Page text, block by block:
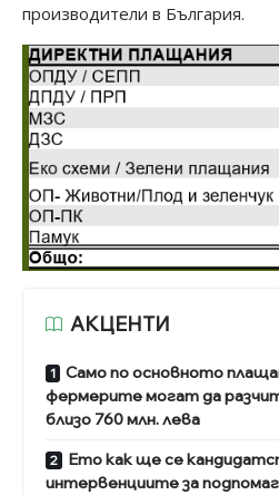
производители в България.
АКЦЕНТИ
Само по основното
фермерите могат да
близо 760 млн. лева
Ето как ще се
интервенциите за